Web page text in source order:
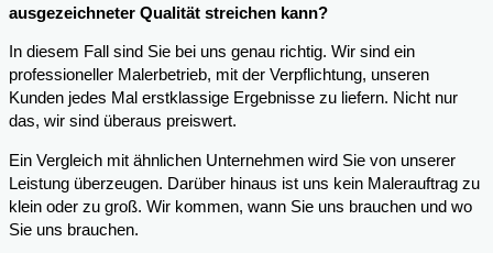
ausgezeichneter Qualität streichen kann?
In diesem Fall sind Sie bei uns genau richtig. Wir sind ein
professioneller Malerbetrieb, mit der Verpflichtung, unseren
Kunden jedes Mal erstklassige Ergebnisse zu liefern. Nicht nur
das, wir sind überaus preiswert.
Ein Vergleich mit ähnlichen Unternehmen wird Sie von unserer
Leistung überzeugen. Darüber hinaus ist uns kein Malerauftrag zu
klein oder zu groß. Wir kommen, wann Sie uns brauchen und wo
Sie uns brauchen.